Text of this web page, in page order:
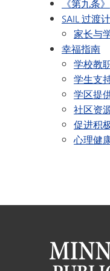
《第九条》
SAIL 过渡
家长与
幸福指南
学校教
学生支
学区提
社区资
促进积
心理健